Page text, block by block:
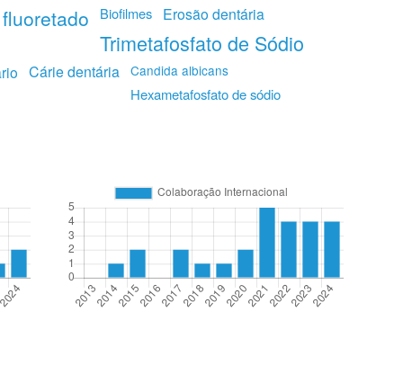
Biofilmes Erosão dentária
Trimetafosfato de Sódio
Cárie dentária Candida albicans
Hexametafosfato de sódio